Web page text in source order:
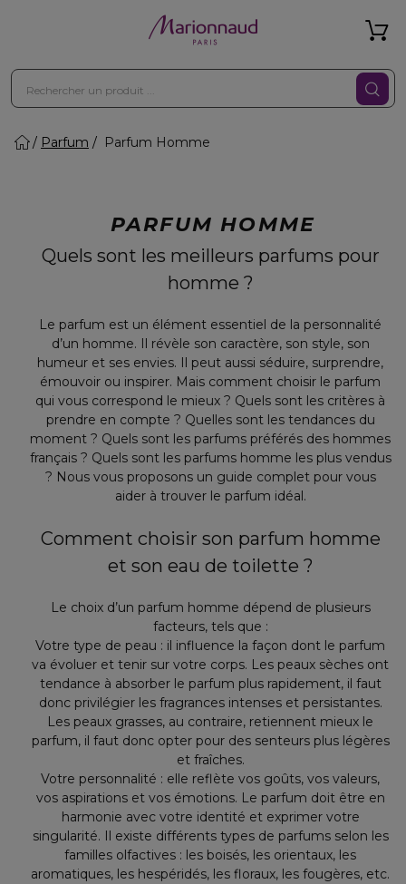
Parfum Parfum Homme
PARFUM HOMME
Quels sont les meilleurs parfums pour
homme ?
Le parfum est un élément essentiel de la personnalité
d’un homme. Il révèle son caractère, son style, son
humeur et ses envies. Il peut aussi séduire, surprendre,
émouvoir ou inspirer. Mais comment choisir le parfum
qui vous correspond le mieux ? Quels sont les critères à
prendre en compte ? Quelles sont les tendances du
moment ? Quels sont les parfums préférés des hommes
français ? Quels sont les parfums homme les plus vendus
? Nous vous proposons un guide complet pour vous
aider à trouver le parfum idéal.
Comment choisir son parfum homme
et son eau de toilette ?
Le choix d’un parfum homme dépend de plusieurs
facteurs, tels que :
Votre type de peau : il influence la façon dont le parfum
va évoluer et tenir sur votre corps. Les peaux sèches ont
tendance à absorber le parfum plus rapidement, il faut
donc privilégier les fragrances intenses et persistantes.
Les peaux grasses, au contraire, retiennent mieux le
parfum, il faut donc opter pour des senteurs plus légères
et fraîches.
Votre personnalité : elle reflète vos goûts, vos valeurs,
vos aspirations et vos émotions. Le parfum doit être en
harmonie avec votre identité et exprimer votre
singularité. Il existe différents types de parfums selon les
familles olfactives : les boisés, les orientaux, les
aromatiques, les hespéridés, les floraux, les fougères, etc.